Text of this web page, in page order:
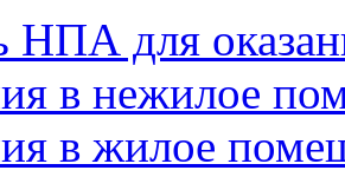
НПА для
в нежилое
в жилое